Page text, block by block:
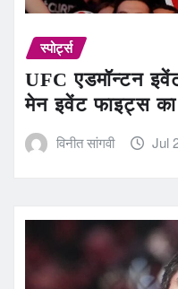
स्पोर्ट्स
UFC एडमॉन्टन
मेन इवेंट फाइट्स
विनीत सांगवी Jul